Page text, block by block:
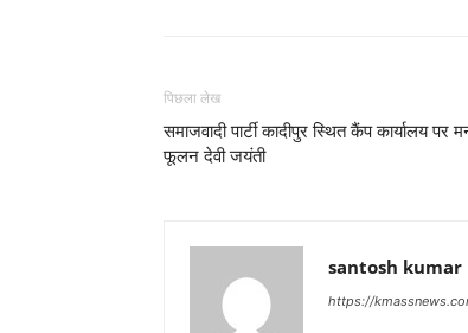
पिछला लेख
समाजवादी पार्टी कादीपुर स्थित कैंप कार्यालय पर
फूलन देवी जयंती
santosh kumar
https://